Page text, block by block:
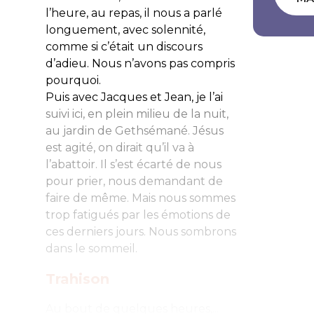
l’heure, au repas, il nous a parlé
longuement, avec solennité,
comme si c’était un discours
d’adieu. Nous n’avons pas compris
pourquoi.
Puis avec Jacques et Jean, je l’ai
suivi ici, en plein milieu de la nuit,
au jardin de Gethsémané. Jésus
est agité, on dirait qu’il va à
l’abattoir. Il s’est écarté de nous
pour prier, nous demandant de
faire de même. Mais nous sommes
trop fatigués par les émotions de
ces derniers jours. Nous sombrons
dans le sommeil.